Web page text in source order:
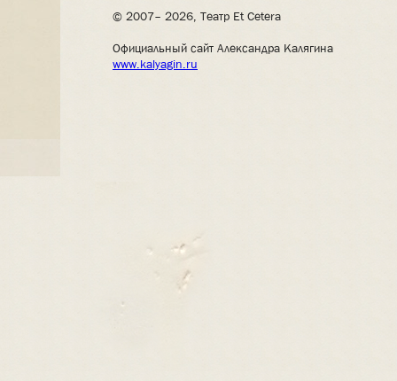
© 2007– 2026, Театр Et Cetera
Официальный сайт Александра Калягина
www.kalyagin.ru